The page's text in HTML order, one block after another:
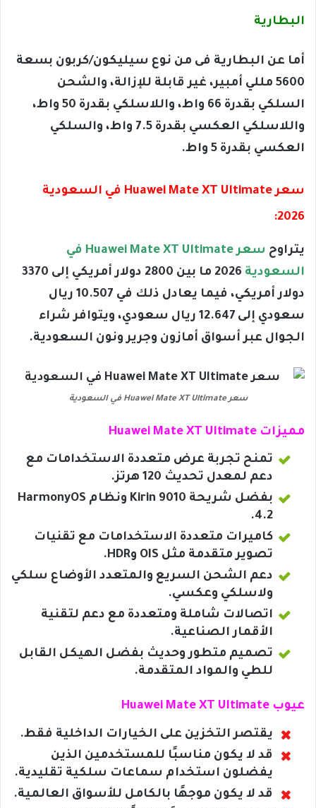
البطارية
أما عن البطارية فى من نوع سيليكون/كربون بسعة
5600 مللي أمبير، غير قابلة للإزالة، والشحن
السلكي بقدرة 66 واط، واللاسلكي بقدرة 50 واط،
واللاسلكي العكسي بقدرة 7.5 واط، والسلكي
العكسي بقدرة 5 واط.
سعر Huawei Mate XT Ultimate في السعودية
2026:
يتراوح
سعر Huawei Mate XT Ultimate في
السعودية
2026 ما بين 2800 دولار أمريكي إلى 3370
دولار أمريكي، فيما يعادل ذلك في 10.507 ريال
سعودي إلى 12.647 ريال سعودي، ويتوافر شراء
الجوال عبر أسواق أمازون وجرير ونون السعودية.
سعر Huawei Mate XT Ultimate في السعودية
مميزات Huawei Mate XT Ultimate
تمنح تجربة عرض متعددة الاستخدامات مع
دعم لمعدل تحديث 120 هرتز.
بفضل شريحة Kirin 9010 ونظام HarmonyOS
4.2.
كاميرات متعددة الاستخدامات مع تقنيات
تصوير متقدمة مثل OIS وHDR.
دعم الشحن السريع والمتعدد الأوضاع سلكي
ولاسلكي وعكسي.
اتصالات شاملة ومتعددة مع دعم لتقنية
الأقمار الصناعية.
تصميم متطور وحديث بفضل الهيكل القابل
للطي والمواد المتقدمة.
عيوب Huawei Mate XT Ultimate
يقتصر التخزين على الخيارات الداخلية فقط.
قد لا يكون مناسبًا للمستخدمين الذين
يفضلون استخدام سماعات سلكية تقليدية.
قد لا يكون موجهًا بالكامل للأسواق العالمية.